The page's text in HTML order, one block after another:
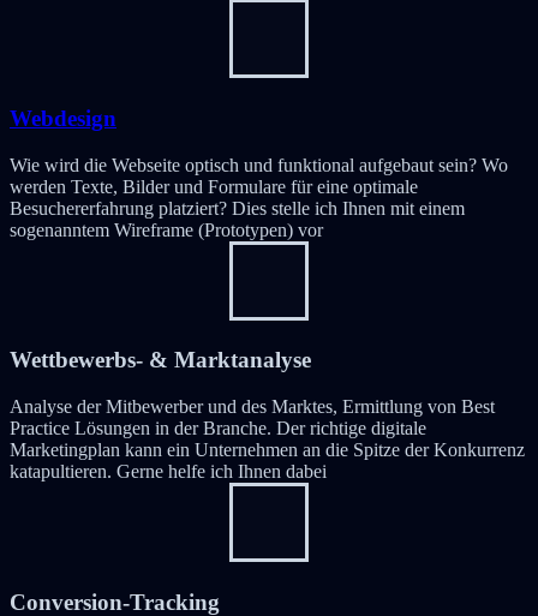
Webdesign
Wie wird die Webseite optisch und funktional aufgebaut sein? Wo
werden Texte, Bilder und Formulare für eine optimale
Besuchererfahrung platziert? Dies stelle ich Ihnen mit einem
sogenanntem Wireframe (Prototypen) vor
Wettbewerbs- & Marktanalyse
Analyse der Mitbewerber und des Marktes, Ermittlung von Best
Practice Lösungen in der Branche. Der richtige digitale
Marketingplan kann ein Unternehmen an die Spitze der Konkurrenz
katapultieren. Gerne helfe ich Ihnen dabei
Conversion-Tracking